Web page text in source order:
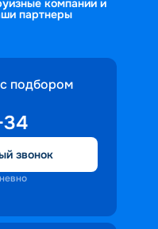
партнеры
подбором
34
звонок